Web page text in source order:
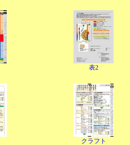
表2
クラフト